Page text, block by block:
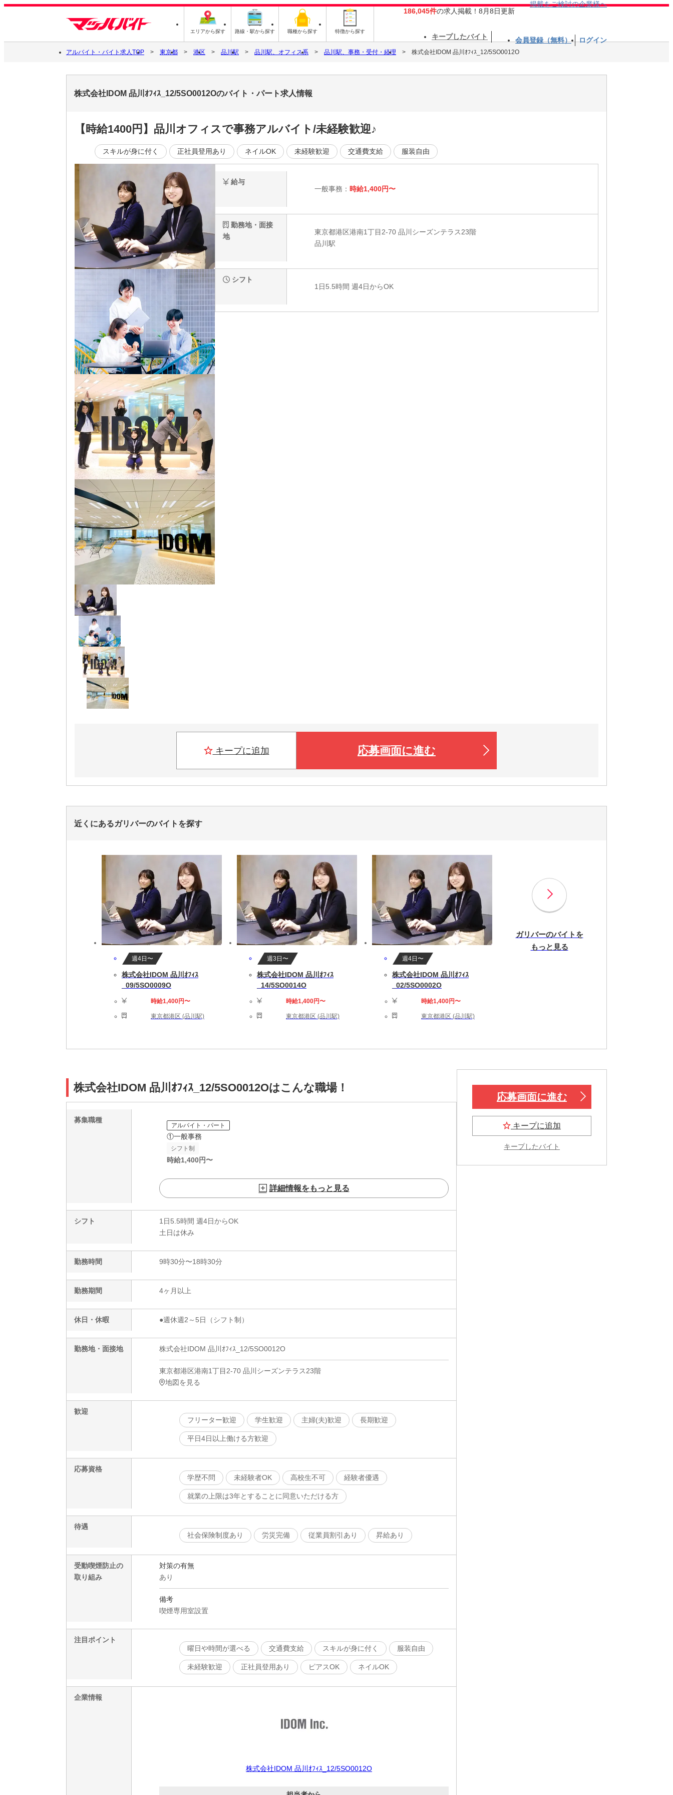
エリアから探す 路線・駅から探す 職種から探す 特徴から探す
186,045件の求人掲載！8月8日更新
掲載をご検討の企業様へ
キープしたバイト 会員登録（無料） ログイン
アルバイト・バイト求人TOP 東京都 港区 品川駅 品川駅、オフィス系 品川駅、事務・受付・経理 株式会社IDOM 品川ｵﾌｨｽ_12/5SO0012O
株式会社IDOM 品川ｵﾌｨｽ_12/5SO0012Oのバイト・パート求人情報
【時給1400円】品川オフィスで事務アルバイト/未経験歓迎♪
スキルが身に付く 正社員登用あり ネイルOK 未経験歓迎 交通費支給 服装自由
給与
一般事務： 時給1,400円〜
勤務地・面接
地
東京都港区港南1丁目2-70 品川シーズンテラス23階
品川駅
シフト
1日5.5時間 週4日からOK
キープに追加 応募画面に進む
近くにあるガリバーのバイトを探す
週4日〜
株式会社IDOM 品川ｵﾌｨｽ
_09/5SO0009O
時給1,400円〜
東京都港区 (品川駅)
週3日〜
株式会社IDOM 品川ｵﾌｨｽ
_14/5SO0014O
時給1,400円〜
東京都港区 (品川駅)
週4日〜
株式会社IDOM 品川ｵﾌｨｽ
_02/5SO0002O
時給1,400円〜
東京都港区 (品川駅)
ガリバーのバイトを
もっと見る
株式会社IDOM 品川ｵﾌｨｽ_12/5SO0012Oはこんな職場！
募集職種
アルバイト・パート
①一般事務
シフト制
時給1,400円〜
詳細情報をもっと見る
シフト
1日5.5時間 週4日からOK
土日は休み
勤務時間 9時30分〜18時30分
勤務期間 4ヶ月以上
休日・休暇 ●週休週2～5日（シフト制）
勤務地・面接地 株式会社IDOM 品川ｵﾌｨｽ_12/5SO0012O
東京都港区港南1丁目2-70 品川シーズンテラス23階
地図を見る
歓迎
フリーター歓迎
学生歓迎 主婦(夫)歓迎 長期歓迎
平日4日以上働ける方歓迎
応募資格
学歴不問
未経験者OK 高校生不可 経験者優遇
就業の上限は3年とすることに同意いただける方
待遇
社会保険制度あり
労災完備 従業員割引あり 昇給あり
受動喫煙防止の
取り組み
対策の有無
あり
備考
喫煙専用室設置
注目ポイント
曜日や時間が選べる
交通費支給 スキルが身に付く 服装自由
未経験歓迎 正社員登用あり ピアスOK ネイルOK
企業情報
株式会社IDOM 品川ｵﾌｨｽ_12/5SO0012O
応募画面に進む
キープに追加
キープしたバイト